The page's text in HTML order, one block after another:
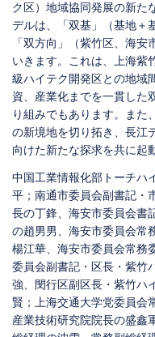
ク区）地域協同発展の新た
デルは、「双基」（基地＋
「双方向」（紫竹区、海
いきます。これは、上海紫
級ハイテク開発区との地域
資、産業化までを一貫した
り組みでもあります。また
の新境地を切り拓き、長江
向けた新たな探求を共に起
中国工業情報化部トーチハ
平；南通市委員会副書記・
長の丁鋒、海安市委員会書
の趙男男、海安市委員会常
楊江華、海安市委員会常務
委員会副書記・区長・紫竹
強、閔行区副区長・紫竹ハ
賢；上海交通大学党委員会
産業技術研究院院長の盛鑫